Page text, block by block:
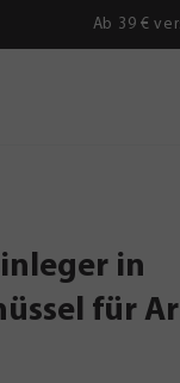
Ab 39 €
in
für